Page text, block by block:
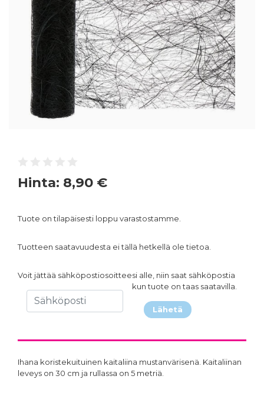
Hinta: 8,90 €
Tuote on tilapäisesti loppu varastostamme.
Tuotteen saatavuudesta ei tällä hetkellä ole tietoa.
Voit jättää sähköpostiosoitteesi alle, niin saat sähköpostia
kun tuote on taas saatavilla.
Lähetä
Ihana koristekuituinen kaitaliina mustanvärisenä. Kaitaliinan
leveys on 30 cm ja rullassa on 5 metriä.